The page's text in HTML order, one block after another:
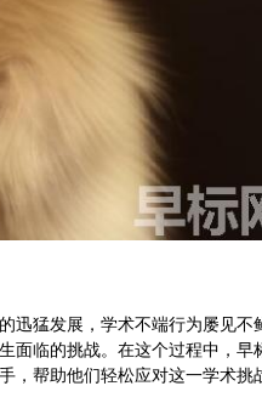
迅猛发展，学术不端行为屡见不
面临的挑战。在这个过程中，早
帮助他们轻松应对这一学术挑